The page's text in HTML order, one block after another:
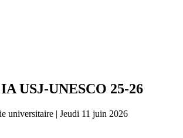
USJ-UNESCO 25-26
universitaire | Jeudi 11 juin 2026